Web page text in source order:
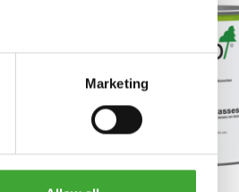
Marketing